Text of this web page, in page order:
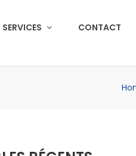
SERVICES CONTACT